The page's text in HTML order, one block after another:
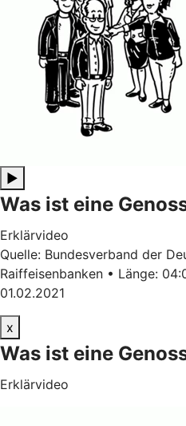
▶
Was ist eine
Erklärvideo
Quelle: Bundesverband der
Raiffeisenbanken • Länge:
01.02.2021
x
Was ist eine
Erklärvideo